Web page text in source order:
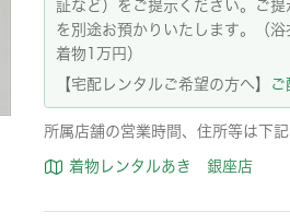
証など）をご提示ください。ご
を別途お預かりいたします。（
着物1万円）
【宅配レンタルご希望の方へ】
ご
所属店舗の営業時間、住所等は下記
着物レンタルあき 銀座店